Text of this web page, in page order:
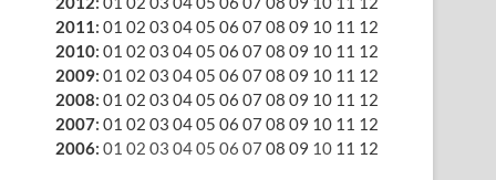
2011: 01 02 03 0405 06 07 08 09 10 11 12
2010: 01 02 03 0405 06 07 08 09 10 11 12
2009: 01 02 03 0405 06 07 08 09 10 11 12
2008: 01 02 03 0405 06 07 08 09 10 11 12
2007: 01 02 03 0405 06 07 08 09 10 11 12
2006: 01 02 03 0405 06 07 08 09 10 11 12